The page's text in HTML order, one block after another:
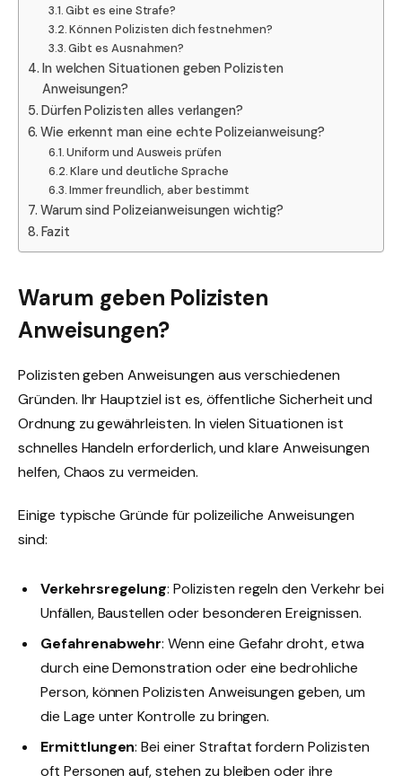
Gibt es eine Strafe?
Können Polizisten dich festnehmen?
Gibt es Ausnahmen?
In welchen Situationen geben Polizisten
Anweisungen?
Dürfen Polizisten alles verlangen?
Wie erkennt man eine echte Polizeianweisung?
Uniform und Ausweis prüfen
Klare und deutliche Sprache
Immer freundlich, aber bestimmt
Warum sind Polizeianweisungen wichtig?
Fazit
Warum geben Polizisten
Anweisungen?
Polizisten geben Anweisungen aus verschiedenen
Gründen. Ihr Hauptziel ist es, öffentliche Sicherheit und
Ordnung zu gewährleisten. In vielen Situationen ist
schnelles Handeln erforderlich, und klare Anweisungen
helfen, Chaos zu vermeiden.
Einige typische Gründe für polizeiliche Anweisungen
sind:
Verkehrsregelung: Polizisten regeln den Verkehr bei
Unfällen, Baustellen oder besonderen Ereignissen.
Gefahrenabwehr: Wenn eine Gefahr droht, etwa
durch eine Demonstration oder eine bedrohliche
Person, können Polizisten Anweisungen geben, um
die Lage unter Kontrolle zu bringen.
Ermittlungen: Bei einer Straftat fordern Polizisten
oft Personen auf, stehen zu bleiben oder ihre